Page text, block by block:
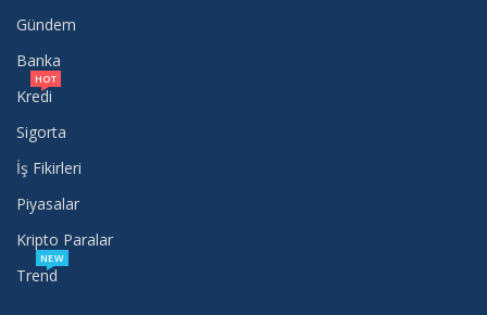
Gündem
Banka
Kredi
HOT
Sigorta
İş Fikirleri
Piyasalar
Kripto Paralar
Trend
NEW